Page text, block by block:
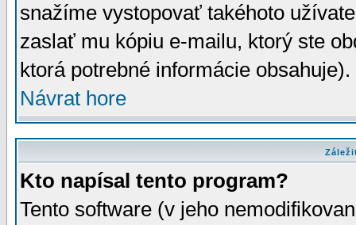
snažíme vystopovať takéhoto
zaslať mu kópiu e-mailu, ktorý ste
ktorá potrebné informácie
Návrat hore
Kto napísal tento program?
Tento software (v jeho